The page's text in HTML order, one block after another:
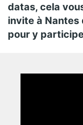
datas, cela
invite à Nantes
pour y